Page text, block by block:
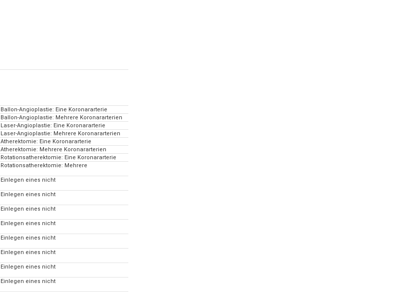
Angioplastie: Eine Koronararterie
Angioplastie: Mehrere Koronararterien
Angioplastie: Eine Koronararterie
Angioplastie: Mehrere Koronararterien
Eine Koronararterie
Mehrere Koronararterien
Eine Koronararterie
Mehrere
eines nicht
eines nicht
eines nicht
eines nicht
eines nicht
eines nicht
eines nicht
eines nicht